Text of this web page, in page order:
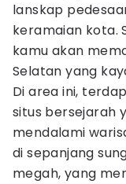
lanskap
keramaian kota.
kamu akan
Selatan yang
Di area ini,
situs bersejarah
mendalami
di sepanjang
megah, yang